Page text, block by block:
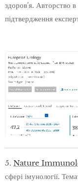
здоров'я.
підтвердження
5. Nature
сфері імунології.